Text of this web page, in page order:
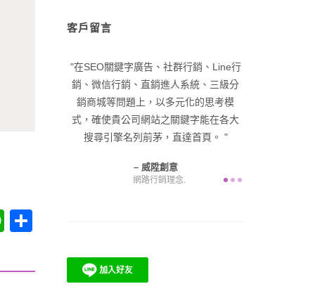
WhatsApp
客戶留言
在SEO關鍵字廣告、社群行銷、Line行
銷、微信行銷、直銷進人系統、三級分
銷商城等問題上，以多元化的思考模
式，確使貴公司網站之關鍵字能在各大
搜尋引擎名列前茅，直達首頁。
威陞創意
網路行銷理念.